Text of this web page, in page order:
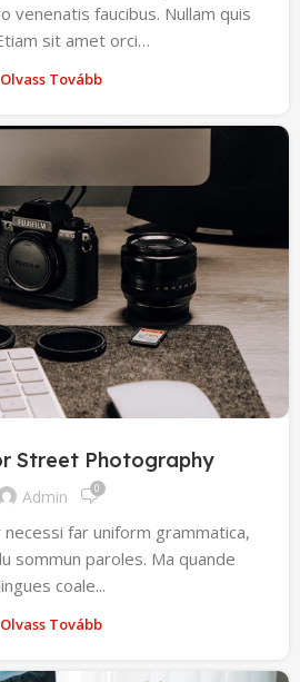
venenatis faucibus. Nullam quis
sit amet orci…
Olvass Tovább
Street Photography
Admin 0
far uniform grammatica,
sommun paroles. Ma quande
coale...
Olvass Tovább